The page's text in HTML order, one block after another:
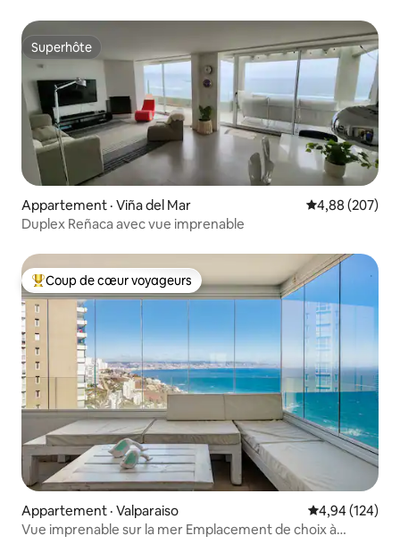
Superhôte
Superhôte
Appartement · Viña del Mar Note
4,88 (207)
Duplex Reñaca avec vue imprenable
Coup de cœur voyageurs parmi les plus aimés
Coup de cœur voyageurs
Appartement · Valparaiso Note
4,94 (124)
Vue imprenable sur la mer Emplacement de choix à